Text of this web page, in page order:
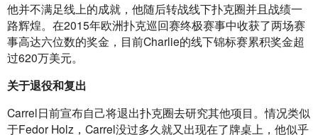
他并不满足线上的成就，他随后转战线下扑克圈并且战绩一
路辉煌。在2015年欧洲扑克巡回赛终极赛事中收获了两场赛
事高达六位数的奖金，目前Charlie的线下锦标赛累积奖金超
过620万美元。
关于退役和复出
Carrel日前宣布自己将退出扑克圈去研究其他项目。情况类似
于Fedor Holz，Carrel没过多久就又出现在了牌桌上，他似乎